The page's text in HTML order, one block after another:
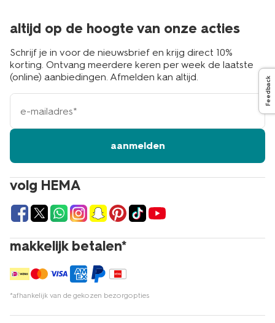
volg HEMA
makkelijk betalen*
*afhankelijk van de gekozen bezorgopties
altijd op de hoogte van onze acties
Schrijf je in voor de nieuwsbrief en krijg direct 10%
korting. Ontvang meerdere keren per week de laatste
(online) aanbiedingen. Afmelden kan altijd.
e-
mailadres
aanmelden
Feedback